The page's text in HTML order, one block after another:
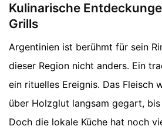
Kulinarische
Grills
Argentinien ist berühmt für sein
dieser Region nicht anders. Ein
ein rituelles Ereignis. Das Fleisch
über Holzglut langsam gegart,
Doch die lokale Küche hat noch